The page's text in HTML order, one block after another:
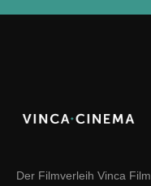
Der Filmverleih Vinca